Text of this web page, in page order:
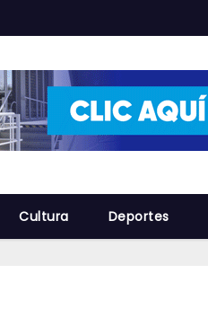
Cultura Deportes